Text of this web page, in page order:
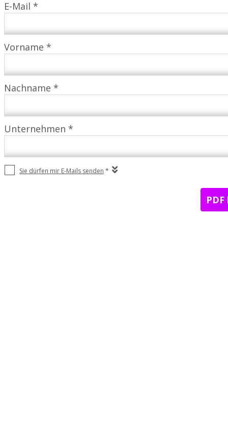
E-Mail *
Vorname *
Nachname *
Unternehmen *
Sie dürfen mir E-Mails senden *